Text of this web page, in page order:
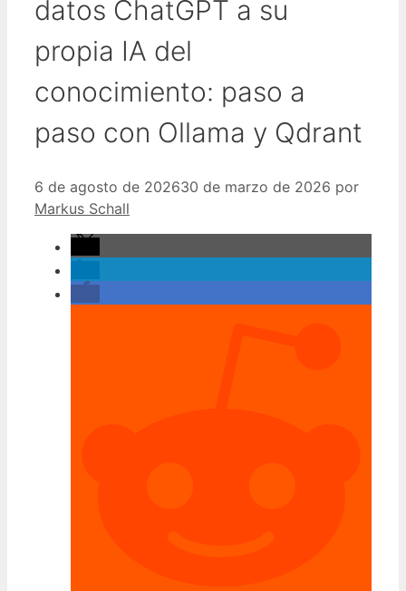
datos ChatGPT a su
propia IA del
conocimiento: paso a
paso con Ollama y Qdrant
6 de agosto de 202630 de marzo de 2026 por
Markus Schall